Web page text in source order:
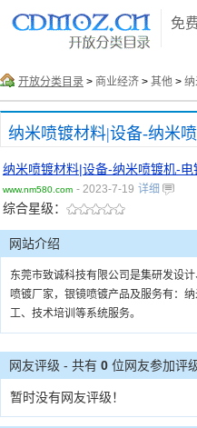
免
开放分类目录 > 商业经济 > 其他 > 纳
纳米喷镀材料|设备-纳米喷镀机-电
www.nm580.com - 2023-7-19 详细
综合星级：
网站介绍
东莞市致诚科技有限公司是集研发设
喷镀厂家，银镜喷镀产品及服务有：
工、技术培训等系统服务。
网友评级 - 共有 0 位网友参加评
暂时没有网友评级！